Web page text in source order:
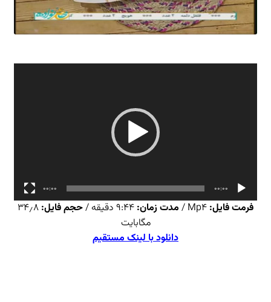
00:00
00:00
فرمت فایل: مدت زمان: حجم فایل: ۳۴٫۸
مگابایت
دانلود با لینک مستقیم